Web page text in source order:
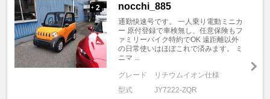
+ 2 nocchi_885
通勤快速号です。 一人乗り電動ミニカ
ー 原付登録で車検無し、任意保険もフ
ァミリーバイク特約でOK 遠距離以外
の日常使いはほぼこれで済みます。 ミ
ニマ ...
グレード
リチウムイオン仕様
型式
JY7222-ZQR